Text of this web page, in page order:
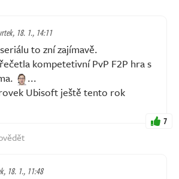
18. 1., 14:11
to zní zajímavě.
kompetetivní PvP F2P hra s
...
Ubisoft ještě tento rok
7
18. 1., 11:48